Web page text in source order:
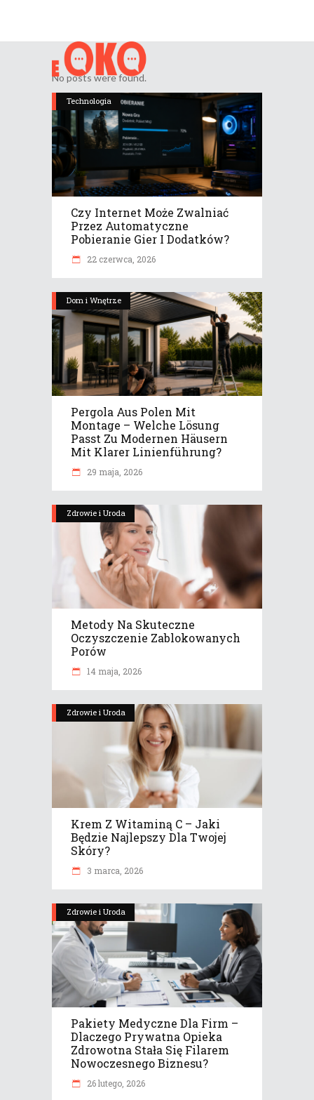
No posts were found.
Technologia
Czy Internet Może Zwalniać
Przez Automatyczne
Pobieranie Gier I Dodatków?
22 czerwca, 2026
Dom i Wnętrze
Pergola Aus Polen Mit
Montage – Welche Lösung
Passt Zu Modernen Häusern
Mit Klarer Linienführung?
29 maja, 2026
Zdrowie i Uroda
Metody Na Skuteczne
Oczyszczenie Zablokowanych
Porów
14 maja, 2026
Zdrowie i Uroda
Krem Z Witaminą C – Jaki
Będzie Najlepszy Dla Twojej
Skóry?
3 marca, 2026
Zdrowie i Uroda
Pakiety Medyczne Dla Firm –
Dlaczego Prywatna Opieka
Zdrowotna Stała Się Filarem
Nowoczesnego Biznesu?
26 lutego, 2026